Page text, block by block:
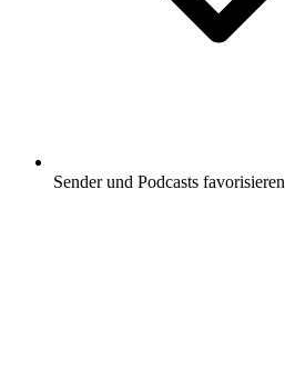
Sender und Podcasts favorisieren